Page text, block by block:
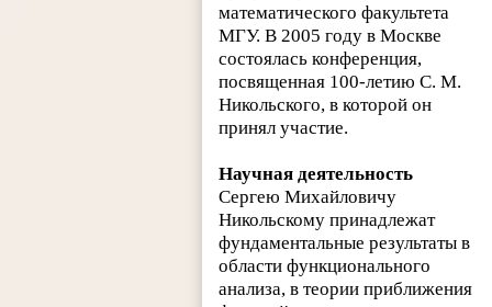
математического факультета
МГУ. В 2005 году в Москве
состоялась конференция,
посвященная 100-летию С. М.
Никольского, в которой он
принял участие.
Научная деятельность
Сергею Михайловичу
Никольскому принадлежат
фундаментальные результаты в
области функционального
анализа, в теории приближения